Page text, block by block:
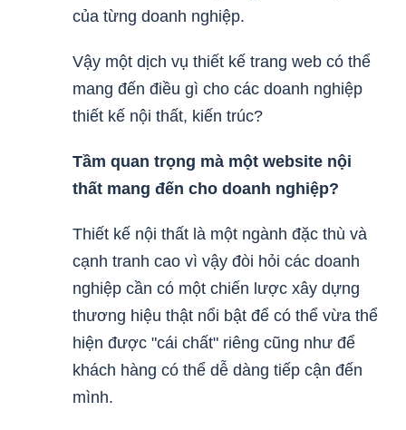
của từng doanh nghiệp.
Vậy một dịch vụ thiết kế trang web có thể
mang đến điều gì cho các doanh nghiệp
thiết kế nội thất, kiến trúc?
Tầm quan trọng mà một website nội
thất mang đến cho doanh nghiệp?
Thiết kế nội thất là một ngành đặc thù và
cạnh tranh cao vì vậy đòi hỏi các doanh
nghiệp cần có một chiến lược xây dựng
thương hiệu thật nổi bật để có thể vừa thể
hiện được "cái chất" riêng cũng như để
khách hàng có thể dễ dàng tiếp cận đến
mình.